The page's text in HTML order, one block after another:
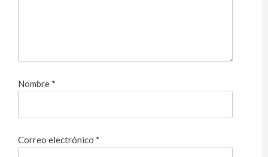
Nombre *
Correo electrónico *